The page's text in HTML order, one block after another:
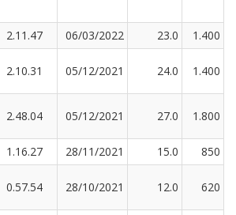
2.11.47 06/03/2022 23.0
1.400
2.10.31 05/12/2021 24.0 1.400
2.48.04 05/12/2021 27.0 1.800
1.16.27 28/11/2021 15.0
850
0.57.54 28/10/2021 12.0 620